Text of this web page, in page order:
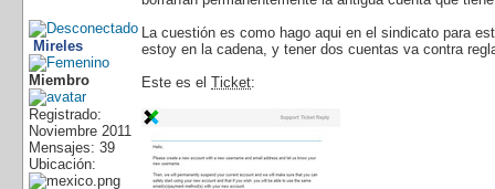
Mireles
Miembro
Registrado:
Noviembre 2011
Mensajes: 39
Ubicación:
La cuestión es como hago aqui en el sindicato para
estoy en la cadena, y tener dos cuentas va contra
Este es el Ticket: